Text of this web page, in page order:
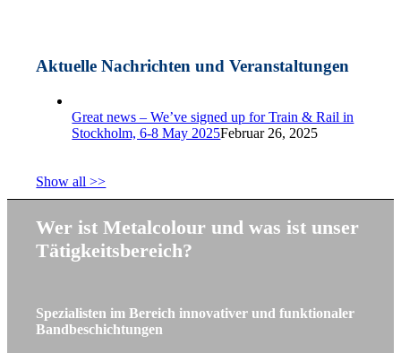
Aktuelle Nachrichten und Veranstaltungen
Great news – We’ve signed up for Train & Rail in
Stockholm, 6-8 May 2025Februar 26, 2025
Show all >>
Wer ist Metalcolour und was ist unser
Tätigkeitsbereich?
Spezialisten im Bereich innovativer und funktionaler
Bandbeschichtungen